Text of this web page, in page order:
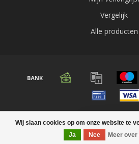
Wij slaan cookies op om onze website te
Ja
Nee Meer
Vergelijk
Alle producten
© Copyright 2026
FILTERS